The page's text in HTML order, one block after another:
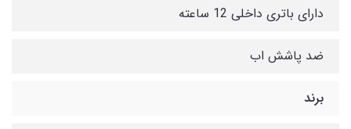
دارای باتری داخلی 12 ساعته
ضد پاشش اب
برند